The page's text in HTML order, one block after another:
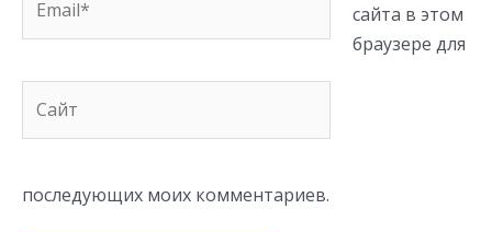
сайта в этом
браузере для
последующих моих комментариев.